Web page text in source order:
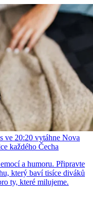
ve 20:20 vytáhne Nova
každého Čecha
a humoru. Připravte
který baví tisíce diváků
ty, které milujeme.